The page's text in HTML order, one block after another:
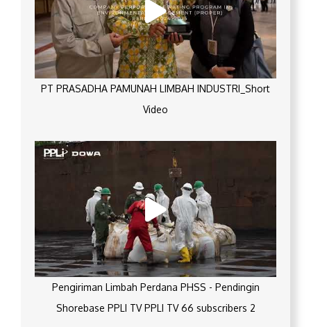
PT PRASADHA PAMUNAH LIMBAH INDUSTRI_Short
Video
Pengiriman Limbah Perdana PHSS - Pendingin
Shorebase PPLI TV PPLI TV 66 subscribers 2